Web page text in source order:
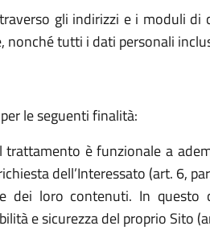
gli indirizzi e i moduli
tutti i dati personali
le seguenti finalità:
è funzionale a
dell’Interessato (art. 6,
dei loro contenuti. In
e sicurezza del proprio Sito